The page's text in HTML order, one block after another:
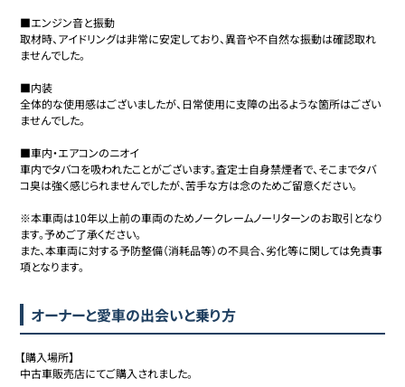
■エンジン音と振動
取材時、アイドリングは非常に安定しており、異音や不自然な振動は確認取れ
ませんでした。
■内装
全体的な使用感はございましたが、日常使用に支障の出るような箇所はござい
ませんでした。
■車内・エアコンのニオイ
車内でタバコを吸われたことがございます。査定士自身禁煙者で、そこまでタバ
コ臭は強く感じられませんでしたが、苦手な方は念のためご留意ください。
※本車両は10年以上前の車両のためノークレームノーリターンのお取引となり
ます。予めご了承ください。
また、本車両に対する予防整備（消耗品等）の不具合、劣化等に関しては免責事
項となります。
オーナーと愛車の出会いと乗り方
【購入場所】
中古車販売店にてご購入されました。